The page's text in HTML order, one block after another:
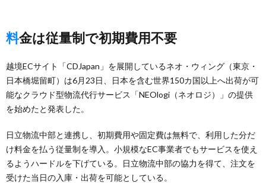
料金は従量制で初期費用不要
越境ECサイト「CDJapan」を展開しているネオ・ウィング（東京・
日本橋堀留町）は6月23日、日本を含む世界150カ国以上へ出荷が可
能なクラウド型物流代行サービス「NEOlogi（ネオロジ）」の提供
を始めたと発表した。
日立物流中部と連携し、初期費用や固定費は無料で、利用した分だ
け料金を払う従量制を導入。小規模なEC事業者でもサービスを使え
るようハードルを下げている。日立物流中部の協力を得て、注文を
受けた当日の入庫・出荷を可能としている。